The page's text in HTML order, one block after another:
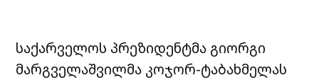
საქარველოს პრეზიდენტმა გიორგი
მარგველაშვილმა კოჯორ-ტაბახმელას